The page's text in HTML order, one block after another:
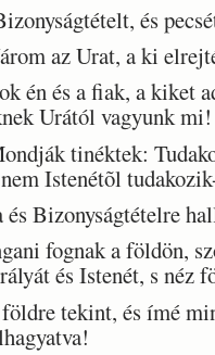
és
az Urat, a ki
én és a fiak, a kiket
Urától vagyunk mi!
tinéktek:
Istenétõl
Bizonyságtételre
fognak a földön,
és Istenét, s néz
tekint, és ímé